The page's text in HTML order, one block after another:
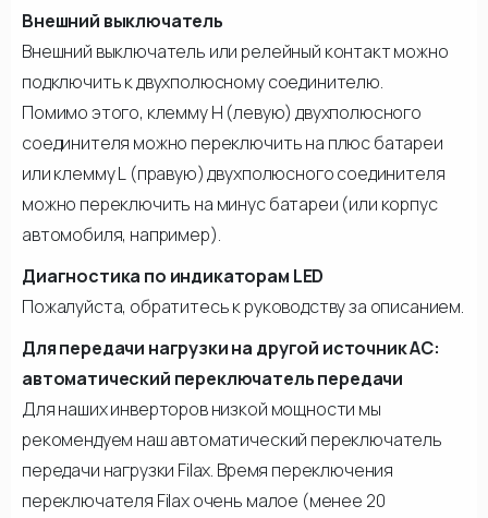
Внешний выключатель
Внешний выключатель или релейный контакт можно
подключить к двухполюсному соединителю.
Помимо этого, клемму Н (левую) двухполюсного
соединителя можно переключить на плюс батареи
или клемму L (правую) двухполюсного соединителя
можно переключить на минус батареи (или корпус
автомобиля, например).
Диагностика по индикаторам LED
Пожалуйста, обратитесь к руководству за описанием.
Для передачи нагрузки на другой источник АС:
автоматический переключатель передачи
Для наших инверторов низкой мощности мы
рекомендуем наш автоматический переключатель
передачи нагрузки Filax. Время переключения
переключателя Filax очень малое (менее 20